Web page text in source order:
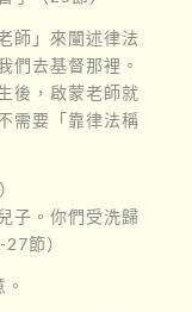
師」來闡述律法
們去基督那裡。
後，啟蒙老師就
需要「靠律法稱
子。你們受洗歸
節）